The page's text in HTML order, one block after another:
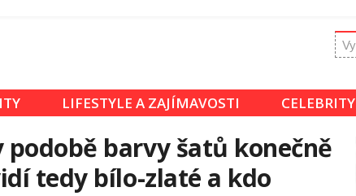
LIFESTYLE A ZAJÍMAVOSTI CELEBRITY
barvy šatů konečně
tedy bílo-zlaté a kdo